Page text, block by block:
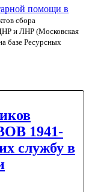
помощи в
сбора
и ЛНР (Московская
базе Ресурсных
1941-
службу в